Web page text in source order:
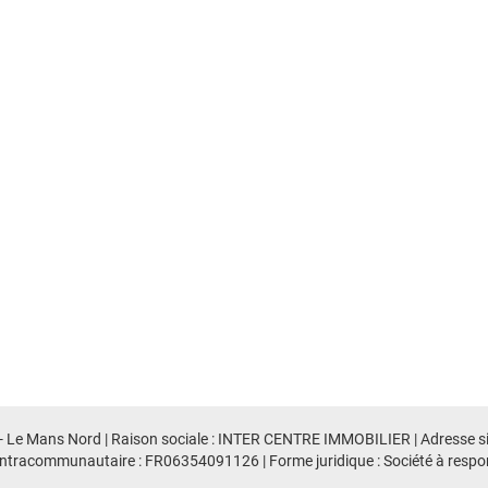
Mans Nord | Raison sociale : INTER CENTRE IMMOBILIER | Adresse
: FR06354091126 | Forme juridique : Société à